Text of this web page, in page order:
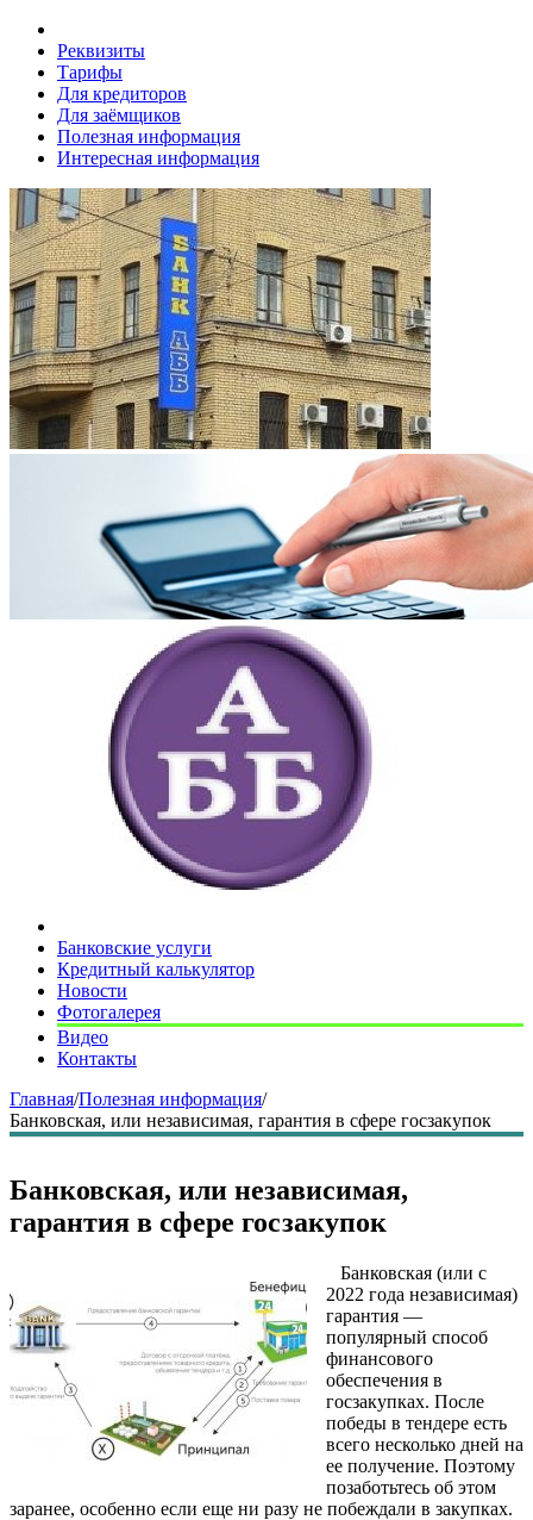
Реквизиты
Тарифы
Для кредиторов
Для заёмщиков
Полезная информация
Интересная информация
Банковские услуги
Кредитный калькулятор
Новости
Фотогалерея
Видео
Контакты
Главная/Полезная информация/
Банковская, или независимая, гарантия в сфере госзакупок
Банковская, или независимая,
гарантия в сфере госзакупок
Банковская (или с
2022 года независимая)
гарантия —
популярный способ
финансового
обеспечения в
госзакупках. После
победы в тендере есть
всего несколько дней на
ее получение. Поэтому
позаботьтесь об этом
заранее, особенно если еще ни разу не побеждали в закупках.